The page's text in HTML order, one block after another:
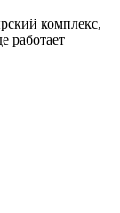
комплекс,
работает